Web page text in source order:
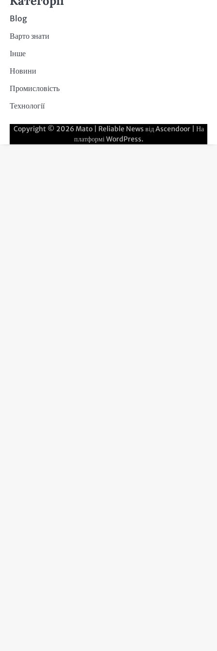
Blog
Варто знати
Інше
Новини
Промисловість
Технології
Copyright © 2026 Mato| Reliable News відAscendoor| На
платформіWordPress.